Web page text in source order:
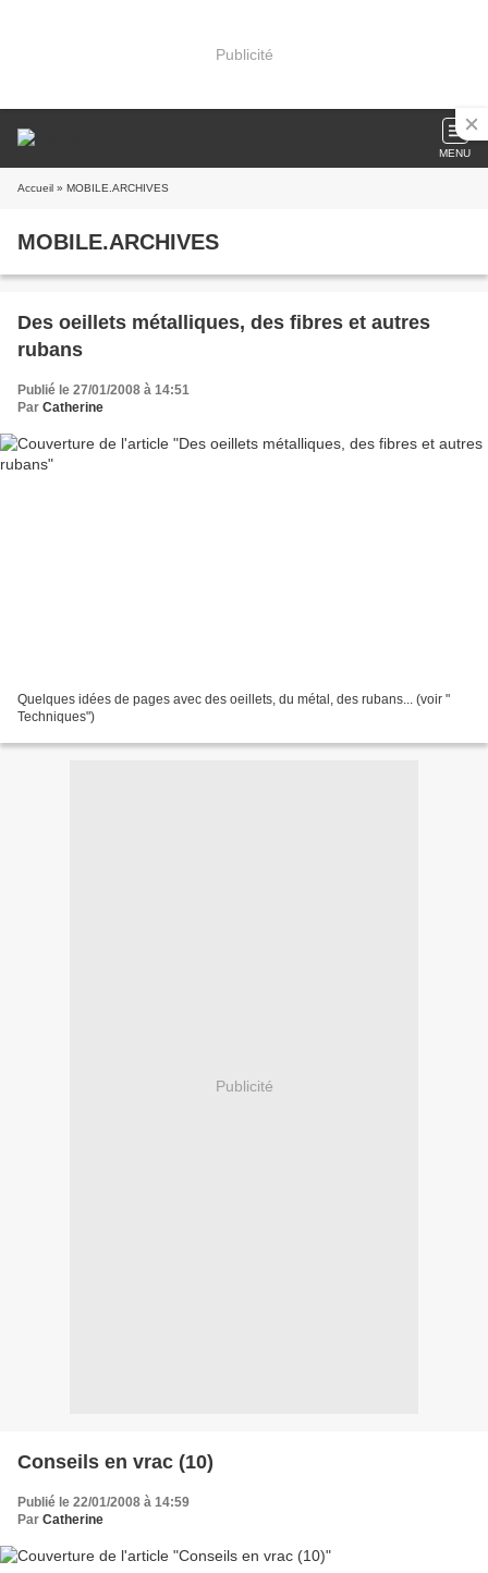
Publicité
MENU
Accueil » MOBILE.ARCHIVES
MOBILE.ARCHIVES
Des oeillets métalliques, des fibres et autres
rubans
Publié le 27/01/2008 à 14:51
Par Catherine
Quelques idées de pages avec des oeillets, du métal, des rubans... (voir "
Techniques")
Publicité
Conseils en vrac (10)
Publié le 22/01/2008 à 14:59
Par Catherine